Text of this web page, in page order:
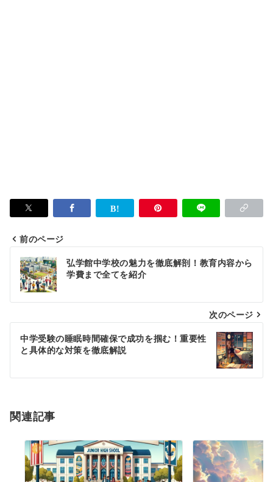
投
稿
ナ
ビ
ゲ
シ
ン
前のページ
弘学館中学校の魅力を徹底解剖！教育内容から
学費まで全てを紹介
次のページ
中学受験の睡眠時間確保で成功を掴む！重要性
と具体的な対策を徹底解説
関連記事